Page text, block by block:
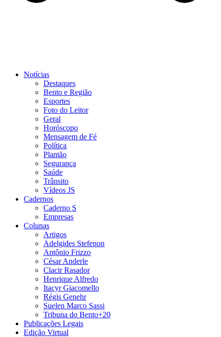
Notícias
Destaques
Bento e Região
Esportes
Foto do Leitor
Geral
Horóscopo
Mensagem de Fé
Política
Plantão
Segurança
Saúde
Trânsito
Vídeos JS
Cadernos
Caderno S
Empresas
Colunas
Artigos
Adelgides Stefenon
Antônio Frizzo
César Anderle
Clacir Rasador
Henrique Alfredo
Itacyr Giacomello
Régis Genehr
Suelen Marco Sassi
Tribuna do Bento+20
Publicações Legais
Edição Virtual